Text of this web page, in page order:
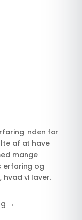
inden for
af at have
mange
erfaring og
hvad vi laver.
→